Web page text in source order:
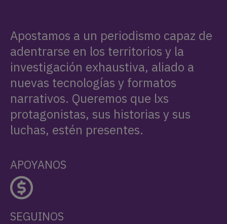
Apostamos a un periodismo capaz de
adentrarse en los territorios y la
investigación exhaustiva, aliado a
nuevas tecnologías y formatos
narrativos. Queremos que lxs
protagonistas, sus historias y sus
luchas, estén presentes.
APOYANOS
SEGUINOS